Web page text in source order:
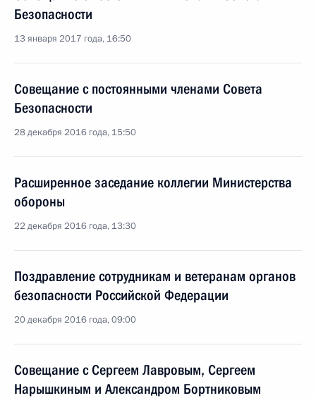
Безопасности
13 января 2017 года, 16:50
Совещание с постоянными членами Совета
Безопасности
28 декабря 2016 года, 15:50
Расширенное заседание коллегии Министерства
обороны
22 декабря 2016 года, 13:30
Поздравление сотрудникам и ветеранам органов
безопасности Российской Федерации
20 декабря 2016 года, 09:00
Совещание с Сергеем Лавровым, Сергеем
Нарышкиным и Александром Бортниковым